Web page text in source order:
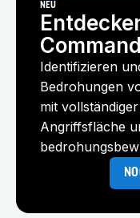
NEU
Command
Identifizieren
Bedrohungen
mit
Angriffsfläche